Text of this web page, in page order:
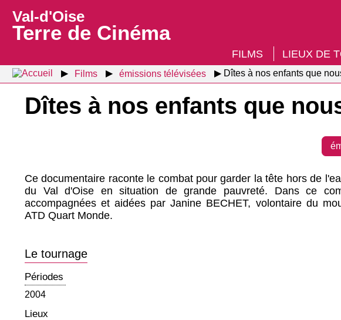
Val-d'Oise
Terre de Cinéma
FILMS LIEUX DE
Films émissions télévisées Dîtes à nos enfants que
Dîtes à nos enfants que
Ce documentaire raconte le combat pour garder la tête hors de
du Val d'Oise en situation de grande pauvreté. Dans ce
accompagnées et aidées par Janine BECHET, volontaire du
ATD Quart Monde.
Le tournage
Périodes
2004
Lieux